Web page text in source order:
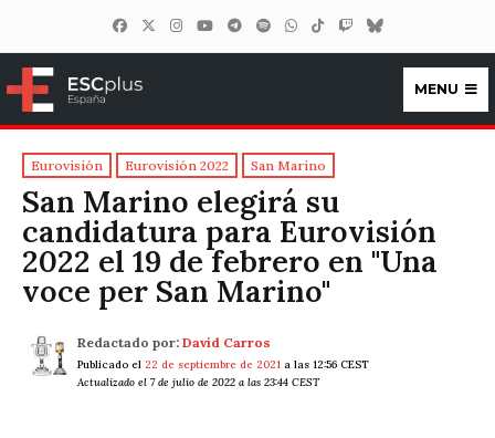
ESCplus España
MENU
Eurovisión Eurovisión 2022 San Marino
San Marino elegirá su
candidatura para Eurovisión
2022 el 19 de febrero en "Una
voce per San Marino"
Redactado por: David Carros
Publicado el 22 de septiembre de 2021 a las 12:56 CEST
Actualizado el 7 de julio de 2022 a las 23:44 CEST